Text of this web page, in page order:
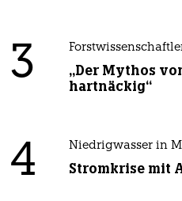
3
„Der Mythos
hartnäckig“
4 Niedrigwasser in
Stromkrise mit